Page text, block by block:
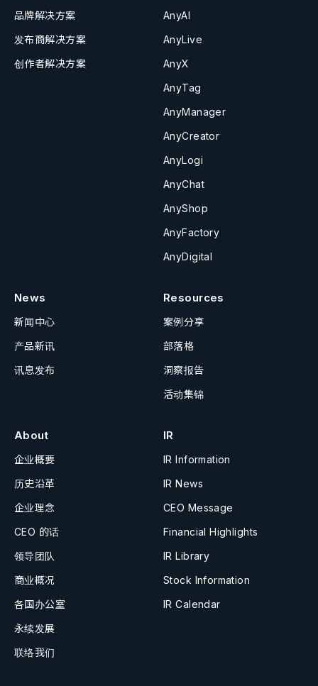
品牌解决方案
发布商解决方案
创作者解决方案
AnyAI
AnyLive
AnyX
AnyTag
AnyManager
AnyCreator
AnyLogi
AnyChat
AnyShop
AnyFactory
AnyDigital
News
新闻中心
产品新讯
讯息发布
Resources
案例分享
部落格
洞察报告
活动集锦
About
企业概要
历史沿革
企业理念
CEO 的话
领导团队
商业概况
各国办公室
永续发展
联络我们
IR
IR Information
IR News
CEO Message
Financial Highlights
IR Library
Stock Information
IR Calendar